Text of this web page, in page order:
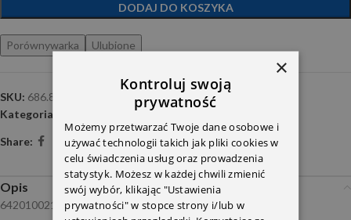
DODAJ DO KOSZYKA
Porównywarka Ulubione
SKU: 686.870
Kategoria:
Share:
Opis
6420100214 Elring
×
Kontroluj swoją
prywatność
Możemy przetwarzać Twoje dane osobowe i
używać technologii takich jak pliki cookies w
celu świadczenia usług oraz prowadzenia
statystyk. Możesz w każdej chwili zmienić
swój wybór, klikając "Ustawienia
prywatności" w stopce strony i/lub w